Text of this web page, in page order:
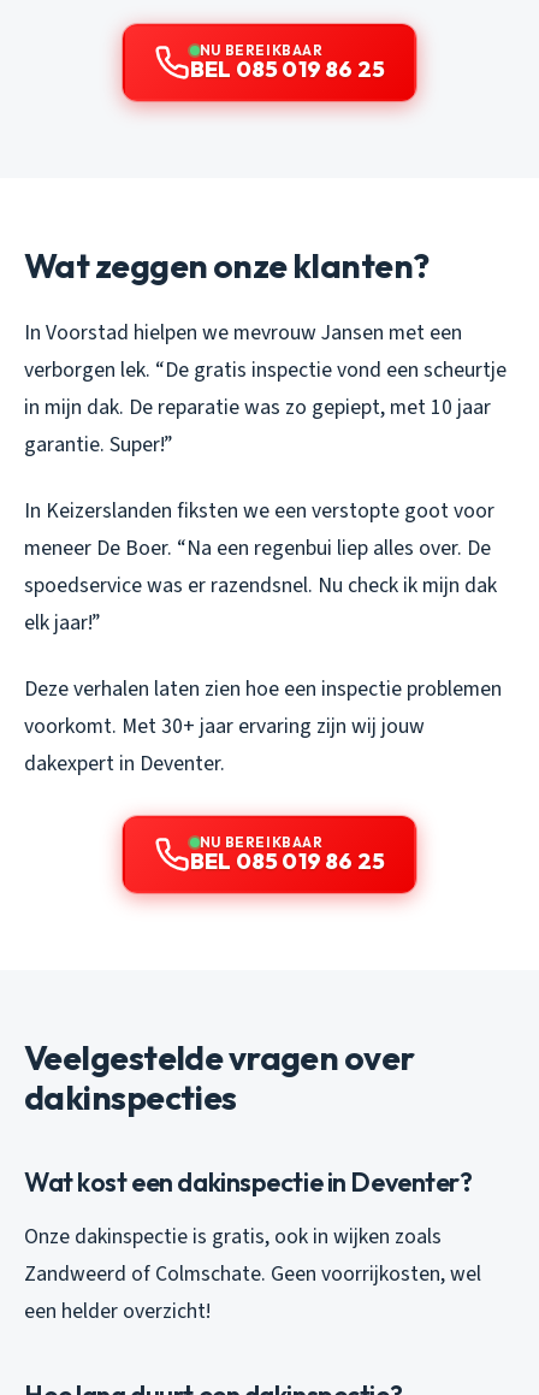
NU BEREIKBAAR
BEL 085 019 86 25
Wat zeggen onze klanten?
In Voorstad hielpen we mevrouw Jansen met een
verborgen lek. “De gratis inspectie vond een scheurtje
in mijn dak. De reparatie was zo gepiept, met 10 jaar
garantie. Super!”
In Keizerslanden fiksten we een verstopte goot voor
meneer De Boer. “Na een regenbui liep alles over. De
spoedservice was er razendsnel. Nu check ik mijn dak
elk jaar!”
Deze verhalen laten zien hoe een inspectie problemen
voorkomt. Met 30+ jaar ervaring zijn wij jouw
dakexpert in Deventer.
NU BEREIKBAAR
BEL 085 019 86 25
Veelgestelde vragen over
dakinspecties
Wat kost een dakinspectie in Deventer?
Onze dakinspectie is gratis, ook in wijken zoals
Zandweerd of Colmschate. Geen voorrijkosten, wel
een helder overzicht!